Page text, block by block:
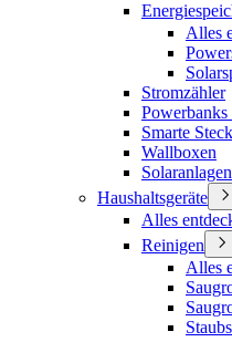
Alles
Stromzähler
Smarte
Wallboxen
Haushaltsgeräte
Alles
Reinigen
Alles